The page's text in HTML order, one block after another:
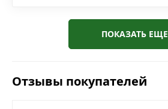
ПОКАЗАТЬ ЕЩЕ
Отзывы покупателей